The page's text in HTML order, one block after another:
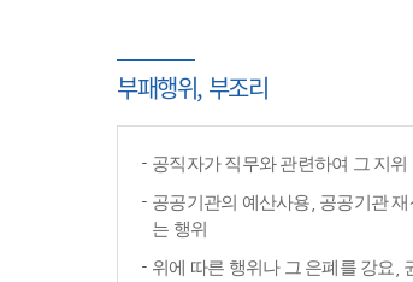
부패행위, 부조리
공직자가 직무와 관련하여 그 지
공공기관의 예산사용, 공공기관
는 행위
위에 따른 행위나 그 은폐를 강요,